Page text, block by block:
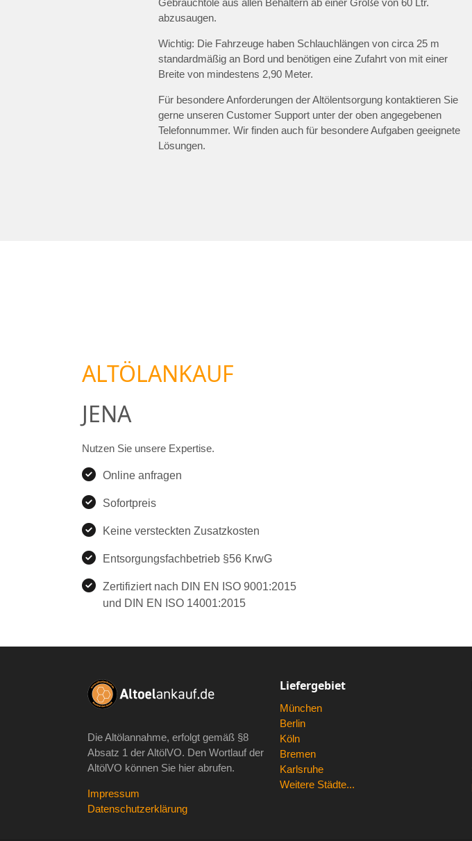
Gebrauchtöle aus allen Behältern ab einer Größe von 60 Ltr.
abzusaugen.
Wichtig: Die Fahrzeuge haben Schlauchlängen von circa 25 m
standardmäßig an Bord und benötigen eine Zufahrt von mit einer
Breite von mindestens 2,90 Meter.
Für besondere Anforderungen der Altölentsorgung kontaktieren Sie
gerne unseren Customer Support unter der oben angegebenen
Telefonnummer. Wir finden auch für besondere Aufgaben geeignete
Lösungen.
ALTÖLANKAUF
JENA
Nutzen Sie unsere Expertise.
Online anfragen
Sofortpreis
Keine versteckten Zusatzkosten
Entsorgungsfachbetrieb §56 KrwG
Zertifiziert nach DIN EN ISO 9001:2015
und DIN EN ISO 14001:2015
Die Altölannahme, erfolgt gemäß §8
Absatz 1 der AltölVO. Den Wortlauf der
AltölVO können Sie hier abrufen.
Impressum
Datenschutzerklärung
Liefergebiet
München
Berlin
Köln
Bremen
Karlsruhe
Weitere Städte...